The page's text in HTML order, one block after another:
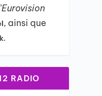
, ainsi que
RADIO